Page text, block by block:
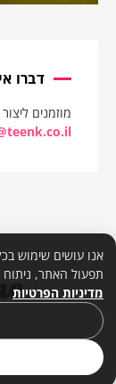
דברו
מוזמנים
תפעול האתר,
מדיניות הפרטיות